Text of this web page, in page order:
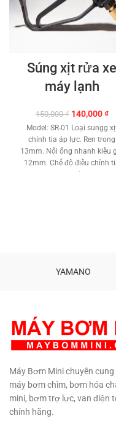
Súng xịt rửa xe
máy lạnh
150,000₫ Giá
gốc
là:
150,000 ₫.
140,000₫Giá
tại
là:
Model: SR-01 Loại sungg
chỉnh tia áp lực. Ren trong
13mm. Nối ống nhanh kiều
12mm. Chế độ điều chỉnh
MUA HÀNG 0908997823 –
YAMANO
Máy Bơm Mini chuyên
máy bơm chìm, bơm hóa
mini, bơm trợ lực, van điện
chính hãng.